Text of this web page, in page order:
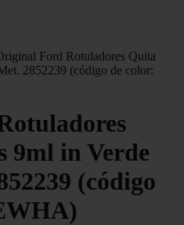
Ford Rotuladores Quita
2852239 (código de color:
9ml in Verde
(código